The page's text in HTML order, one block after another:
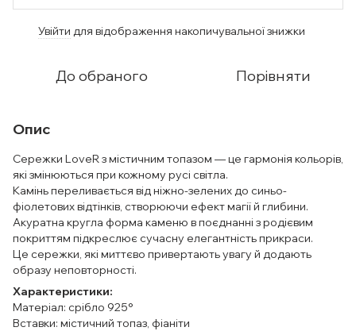
Увійти для відображення накопичувальної знижки
До обраного Порівняти
Опис
Сережки LoveR з містичним топазом — це гармонія кольорів,
які змінюються при кожному русі світла.
Камінь переливається від ніжно-зелених до синьо-
фіолетових відтінків, створюючи ефект магії й глибини.
Акуратна кругла форма каменю в поєднанні з родієвим
покриттям підкреслює сучасну елегантність прикраси.
Це сережки, які миттєво привертають увагу й додають
образу неповторності.
Характеристики:
Матеріал: срібло 925°
Вставки: містичний топаз, фіаніти